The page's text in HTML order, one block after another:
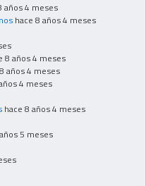
años 4 meses
hace 8 años 4 meses
8 años 4 meses
años 4 meses
4 meses
hace 8 años 4 meses
5 meses